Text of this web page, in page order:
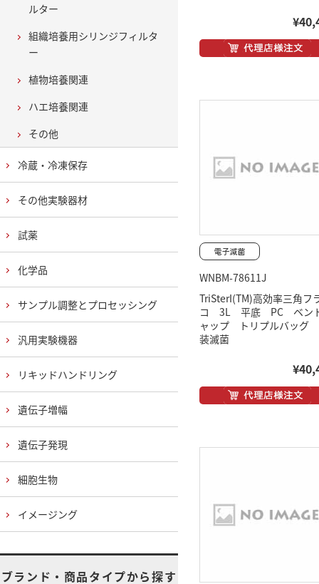
WNBM-78611J
TriSterI(TM)高効率三角フ
コ 3L 平底 PC ベン
ャップ トリプルバッグ
装滅菌
ルター
組織培養用シリンジフィルタ
ー
植物培養関連
ハエ培養関連
その他
冷蔵・冷凍保存
その他実験器材
試薬
化学品
サンプル調整とプロセッシング
汎用実験機器
リキッドハンドリング
遺伝子増幅
遺伝子発現
細胞生物
イメージング
ブランド・商品タイプから探す